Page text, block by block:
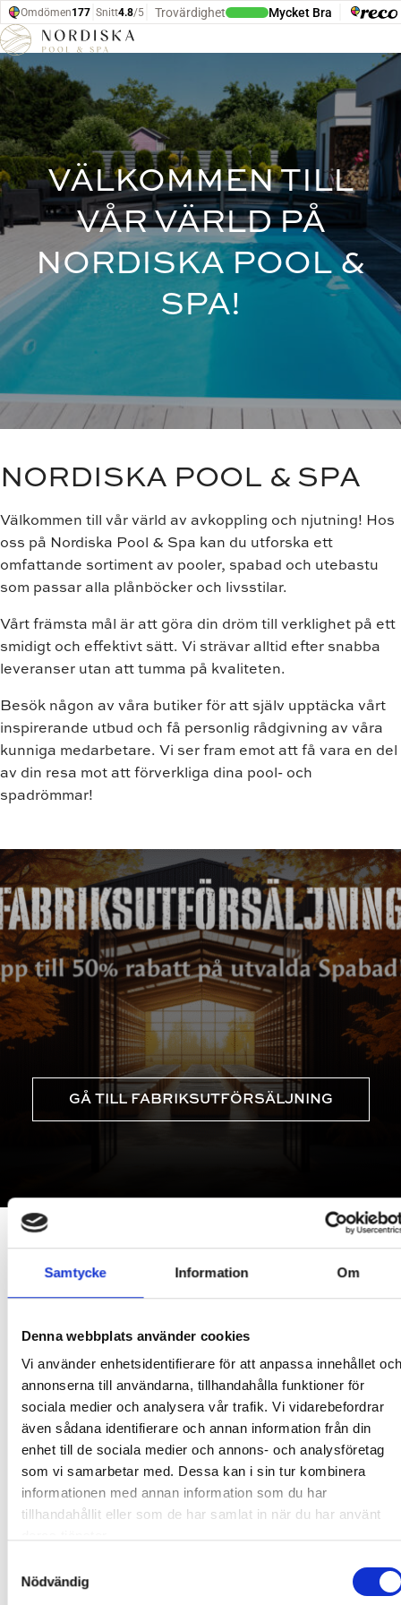
Samtycke Information Om
Denna webbplats använder cookies
Vi använder enhetsidentifierare för att anpassa innehållet och
annonserna till användarna, tillhandahålla funktioner för
sociala medier och analysera vår trafik. Vi vidarebefordrar
även sådana identifierare och annan information från din
enhet till de sociala medier och annons- och analysföretag
som vi samarbetar med. Dessa kan i sin tur kombinera
informationen med annan information som du har
tillhandahållit eller som de har samlat in när du har använt
Nödvändig
Hoppa till innehåll
VÄLKOMMEN TILL
VÅR VÄRLD PÅ
NORDISKA POOL &
SPA!
NORDISKA POOL & SPA
Välkommen till vår värld av avkoppling och njutning! Hos
oss på Nordiska Pool & Spa kan du utforska ett
omfattande sortiment av pooler, spabad och utebastu
som passar alla plånböcker och livsstilar.
Vårt främsta mål är att göra din dröm till verklighet på ett
smidigt och effektivt sätt. Vi strävar alltid efter snabba
leveranser utan att tumma på kvaliteten.
Besök någon av våra butiker för att själv upptäcka vårt
inspirerande utbud och få personlig rådgivning av våra
kunniga medarbetare. Vi ser fram emot att få vara en del
av din resa mot att förverkliga dina pool- och
spadrömmar!
GÅ TILL FABRIKSUTFÖRSÄLJNING
OCH
PRODUKTER
SPABAD
PRODUKTER
UTEBASTU
PRODUKTER
LÄS
HÄR